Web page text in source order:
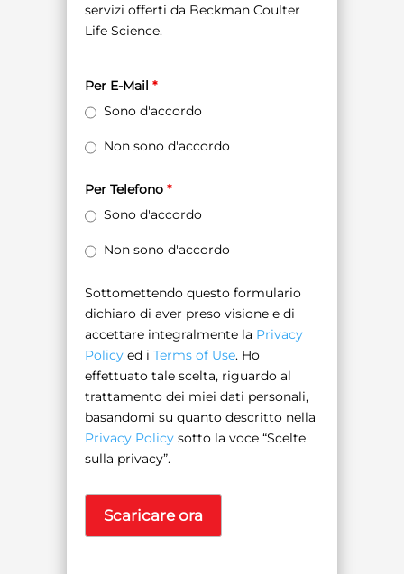
servizi offerti da Beckman Coulter
Life Science.
Per E-Mail *
Sono d'accordo
Non sono d'accordo
Per Telefono *
Sono d'accordo
Non sono d'accordo
Sottomettendo questo formulario
dichiaro di aver preso visione e di
accettare integralmente la Privacy
Policyed i Terms of Use. Ho
effettuato tale scelta, riguardo al
trattamento dei miei dati personali,
basandomi su quanto descritto nella
Privacy Policysotto la voce “Scelte
sulla privacy”.